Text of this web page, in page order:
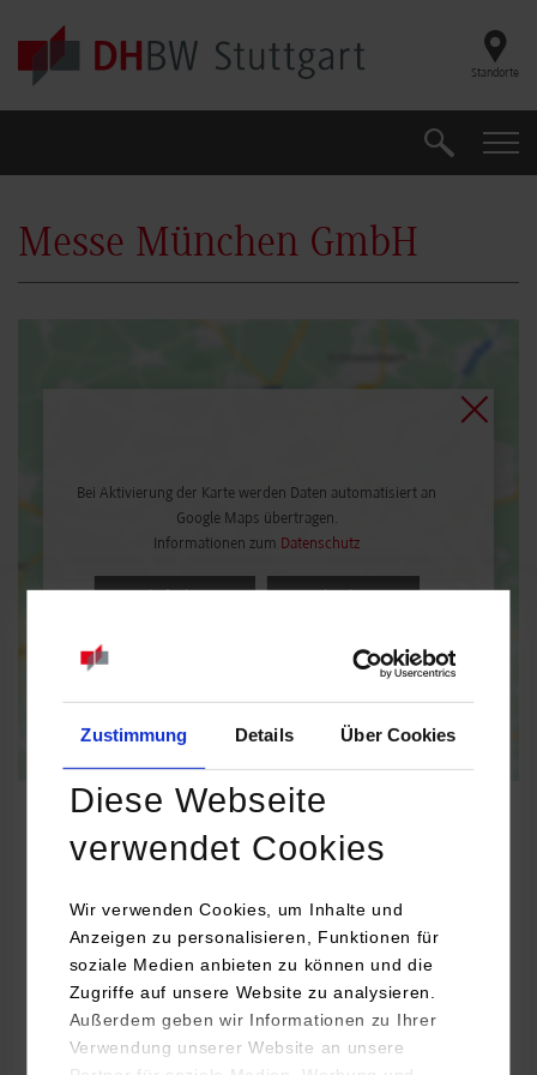
Zustimmung Details Über Cookies
Diese Webseite
verwendet Cookies
Wir verwenden Cookies, um Inhalte und
Anzeigen zu personalisieren, Funktionen für
soziale Medien anbieten zu können und die
Zugriffe auf unsere Website zu analysieren.
Außerdem geben wir Informationen zu Ihrer
Verwendung unserer Website an unsere
Skip to main content
Standorte
Suche
Messe München GmbH
Bei Aktivierung der Karte werden Daten automatisiert an
Google Maps übertragen.
Informationen zum Datenschutz
Messe München GmbH
Messegelände
81823 München